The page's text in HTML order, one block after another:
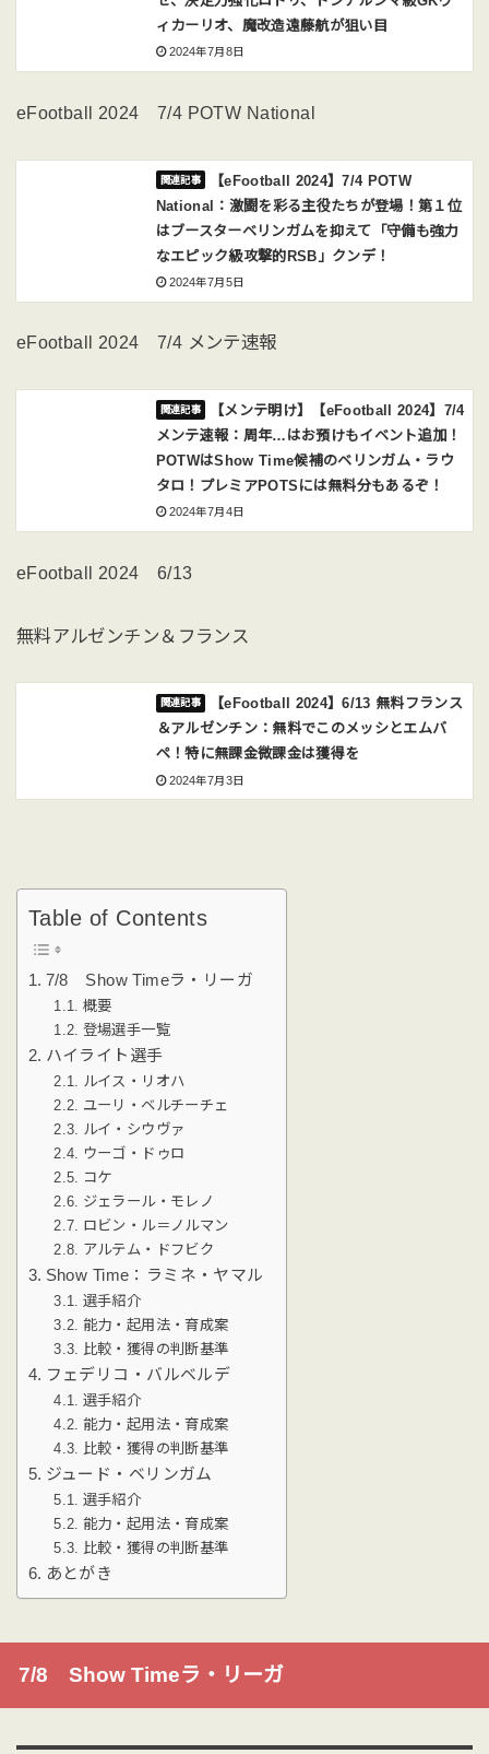
ィカーリオ、魔改造遠藤航が狙い目
2024年7月8日
eFootball 2024 7/4 POTW National
【eFootball 2024】7/4 POTW
National：激闘を彩る主役たちが登場！第１位
はブースターベリンガムを抑えて「守備も強力
なエピック級攻撃的RSB」クンデ！
2024年7月5日
eFootball 2024 7/4 メンテ速報
【メンテ明け】【eFootball 2024】7/4
メンテ速報：周年…はお預けもイベント追加！
POTWはShow Time候補のベリンガム・ラウ
タロ！プレミアPOTSには無料分もあるぞ！
2024年7月4日
eFootball 2024 6/13
無料アルゼンチン＆フランス
【eFootball 2024】6/13 無料フランス
＆アルゼンチン：無料でこのメッシとエムバ
ペ！特に無課金微課金は獲得を
2024年7月3日
Table of Contents
7/8 Show Timeラ・リーガ
概要
登場選手一覧
ハイライト選手
ルイス・リオハ
ユーリ・ベルチーチェ
ルイ・シウヴァ
ウーゴ・ドゥロ
コケ
ジェラール・モレノ
ロビン・ル＝ノルマン
アルテム・ドフビク
Show Time：ラミネ・ヤマル
選手紹介
能力・起用法・育成案
比較・獲得の判断基準
フェデリコ・バルベルデ
選手紹介
能力・起用法・育成案
比較・獲得の判断基準
ジュード・ベリンガム
選手紹介
能力・起用法・育成案
比較・獲得の判断基準
あとがき
7/8 Show Timeラ・リーガ